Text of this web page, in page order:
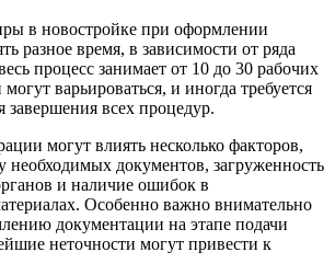
в новостройке при оформлении
разное время, в зависимости от ряда
процесс занимает от 10 до 30 рабочих
варьироваться, и иногда требуется
завершения всех процедур.
могут влиять несколько факторов,
необходимых документов, загруженность
и наличие ошибок в
Особенно важно внимательно
документации на этапе подачи
неточности могут привести к